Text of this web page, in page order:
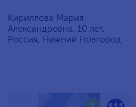
Кириллова Мария
Александровна, 10 лет,
Россия, Нижний Новгород